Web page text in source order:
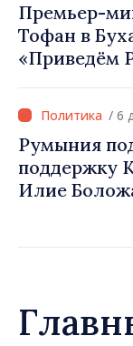
Премьер-
Тофан в
«Приведём
положено
/ 6
Румыния
поддержку
Илие
уровне ЕС»